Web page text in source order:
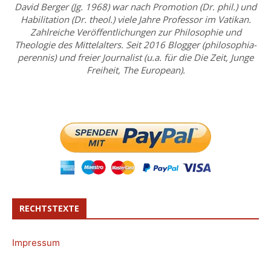
David Berger (Jg. 1968) war nach Promotion (Dr. phil.) und
Habilitation (Dr. theol.) viele Jahre Professor im Vatikan.
Zahlreiche Veröffentlichungen zur Philosophie und
Theologie des Mittelalters. Seit 2016 Blogger (philosophia-
perennis) und freier Journalist (u.a. für die Die Zeit, Junge
Freiheit, The European).
RECHTSTEXTE
Impressum